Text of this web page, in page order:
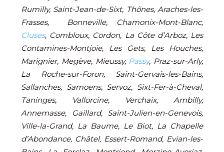
Rumilly, Saint-Jean-de-Sixt, Thônes, Araches-les-
Frasses, Bonneville, Chamonix-Mont-Blanc,
Cluses, Combloux, Cordon, La Côte d’Arboz, Les
Contamines-Montjoie, Les Gets, Les Houches,
Marignier, Megève, Mieussy, Passy, Praz-sur-Arly,
La Roche-sur-Foron, Saint-Gervais-les-Bains,
Sallanches, Samoens, Servoz, Sixt-Fer-à-Cheval,
Taninges, Vallorcine, Verchaix, Ambilly,
Annemasse, Gaillard, Saint-Julien-en-Genevois,
Ville-la-Grand, La Baume, Le Biot, La Chapelle
d’Abondance, Châtel, Essert-Romand, Evian-les-